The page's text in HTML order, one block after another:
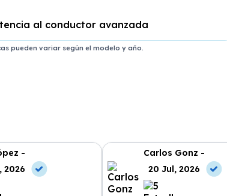
al conductor avanzada
pueden variar según el modelo y año.
-
2026
Carlos Gonz -
20 Jul, 2026